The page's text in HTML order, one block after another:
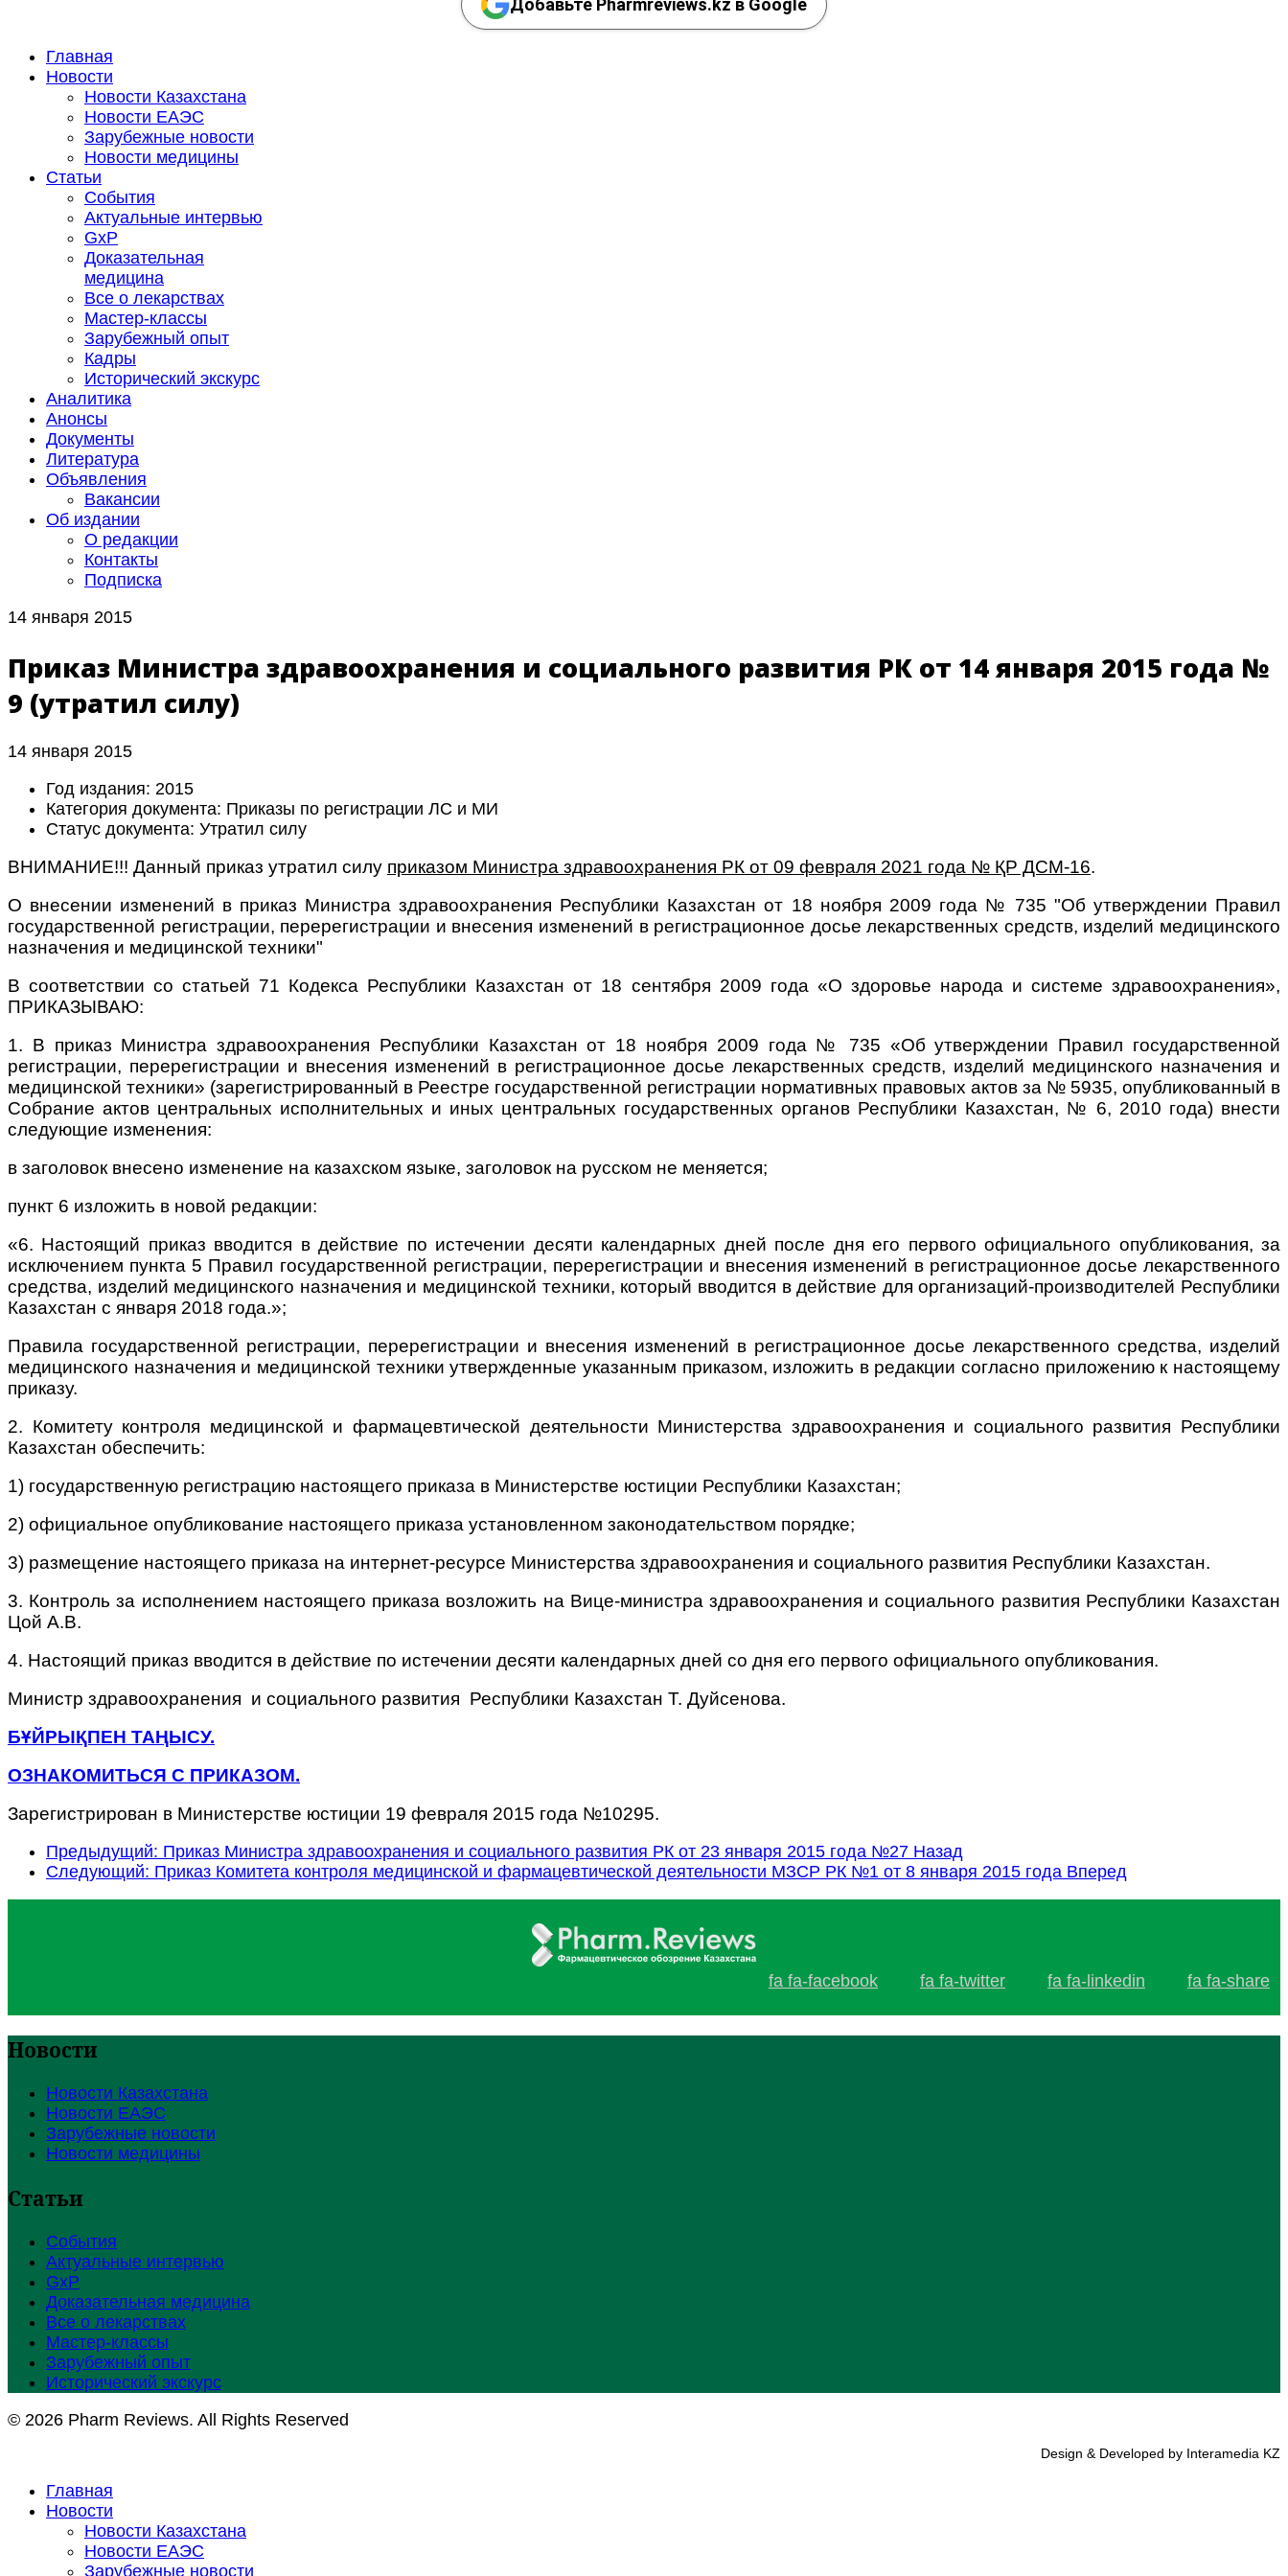
Добавьте Pharmreviews.kz в Google
Главная
Новости
Новости Казахстана
Новости ЕАЭС
Зарубежные новости
Новости медицины
Статьи
События
Актуальные интервью
GxP
Доказательная
медицина
Все о лекарствах
Мастер-классы
Зарубежный опыт
Кадры
Исторический экскурс
Аналитика
Анонсы
Документы
Литература
Объявления
Вакансии
Об издании
О редакции
Контакты
Подписка
14 января 2015
Приказ Министра здравоохранения и социального развития РК от 14 января 2015 года №
9 (утратил силу)
14 января 2015
Год издания: 2015
Категория документа: Приказы по регистрации ЛС и МИ
Статус документа: Утратил силу
ВНИМАНИЕ!!! Данный приказ утратил силу приказом Министра здравоохранения РК от 09 февраля 2021 года № ҚР ДСМ-16.
О внесении изменений в приказ Министра здравоохранения Республики Казахстан от 18 ноября 2009 года № 735 "Об утверждении Правил
государственной регистрации, перерегистрации и внесения изменений в регистрационное досье лекарственных средств, изделий медицинского
назначения и медицинской техники"
В соответствии со статьей 71 Кодекса Республики Казахстан от 18 сентября 2009 года «О здоровье народа и системе здравоохранения»,
ПРИКАЗЫВАЮ:
1. В приказ Министра здравоохранения Республики Казахстан от 18 ноября 2009 года № 735 «Об утверждении Правил государственной
регистрации, перерегистрации и внесения изменений в регистрационное досье лекарственных средств, изделий медицинского назначения и
медицинской техники» (зарегистрированный в Реестре государственной регистрации нормативных правовых актов за № 5935, опубликованный в
Собрание актов центральных исполнительных и иных центральных государственных органов Республики Казахстан, № 6, 2010 года) внести
следующие изменения:
в заголовок внесено изменение на казахском языке, заголовок на русском не меняется;
пункт 6 изложить в новой редакции:
«6. Настоящий приказ вводится в действие по истечении десяти календарных дней после дня его первого официального опубликования, за
исключением пункта 5 Правил государственной регистрации, перерегистрации и внесения изменений в регистрационное досье лекарственного
средства, изделий медицинского назначения и медицинской техники, который вводится в действие для организаций-производителей Республики
Казахстан с января 2018 года.»;
Правила государственной регистрации, перерегистрации и внесения изменений в регистрационное досье лекарственного средства, изделий
медицинского назначения и медицинской техники утвержденные указанным приказом, изложить в редакции согласно приложению к настоящему
приказу.
2. Комитету контроля медицинской и фармацевтической деятельности Министерства здравоохранения и социального развития Республики
Казахстан обеспечить:
1) государственную регистрацию настоящего приказа в Министерстве юстиции Республики Казахстан;
2) официальное опубликование настоящего приказа установленном законодательством порядке;
3) размещение настоящего приказа на интернет-ресурсе Министерства здравоохранения и социального развития Республики Казахстан.
3. Контроль за исполнением настоящего приказа возложить на Вице-министра здравоохранения и социального развития Республики Казахстан
Цой А.В.
4. Настоящий приказ вводится в действие по истечении десяти календарных дней со дня его первого официального опубликования.
Министр здравоохранения и социального развития Республики Казахстан Т. Дуйсенова.
БҰЙРЫҚПЕН ТАҢЫСУ.
ОЗНАКОМИТЬСЯ С ПРИКАЗОМ.
Зарегистрирован в Министерстве юстиции 19 февраля 2015 года №10295.
Предыдущий: Приказ Министра здравоохранения и социального развития РК от 23 января 2015 года №27 Назад
Следующий: Приказ Комитета контроля медицинской и фармацевтической деятельности МЗСР РК №1 от 8 января 2015 года Вперед
fa fa-facebook fa fa-twitter fa fa-linkedin fa fa-share
Новости
Новости Казахстана
Новости ЕАЭС
Зарубежные новости
Новости медицины
Статьи
События
Актуальные интервью
GxP
Доказательная медицина
Все о лекарствах
Мастер-классы
Зарубежный опыт
Исторический экскурс
© 2026 Pharm Reviews. All Rights Reserved
Design & Developed by Interamedia KZ
Главная
Новости
Новости Казахстана
Новости ЕАЭС
Зарубежные новости